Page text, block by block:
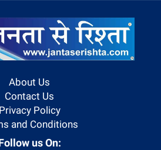
About Us
Contact Us
Privacy Policy
and Conditions
us On: